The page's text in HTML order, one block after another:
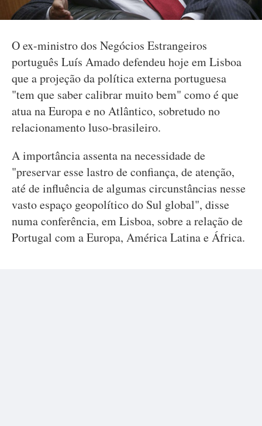
O ex-ministro dos Negócios Estrangeiros
português Luís Amado defendeu hoje em Lisboa
que a projeção da política externa portuguesa
"tem que saber calibrar muito bem" como é que
atua na Europa e no Atlântico, sobretudo no
relacionamento luso-brasileiro.
A importância assenta na necessidade de
"preservar esse lastro de confiança, de atenção,
até de influência de algumas circunstâncias nesse
vasto espaço geopolítico do Sul global", disse
numa conferência, em Lisboa, sobre a relação de
Portugal com a Europa, América Latina e África.